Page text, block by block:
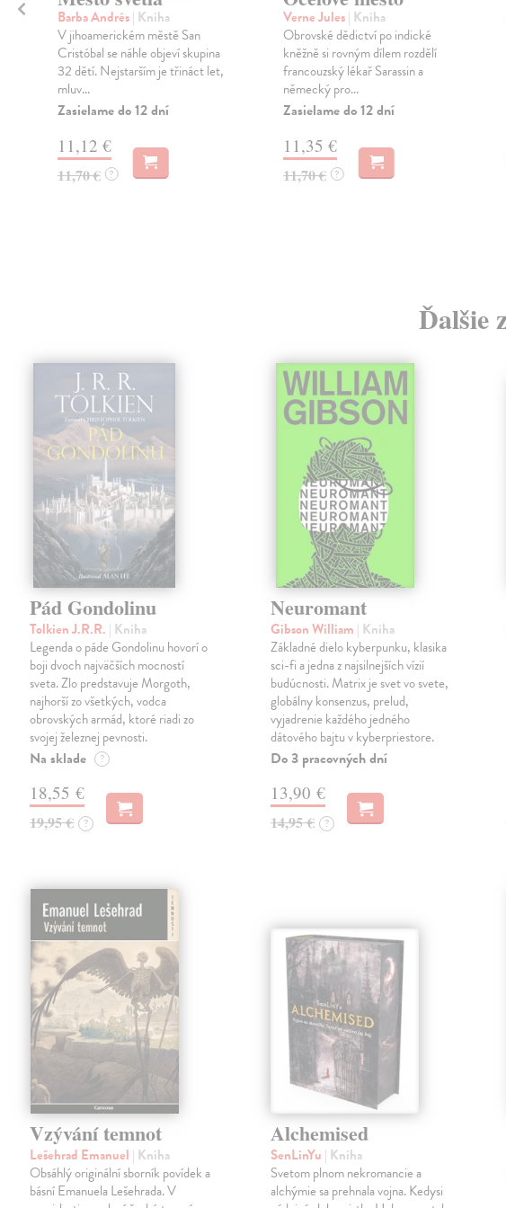
Barba Andrés| Kniha
V jihoamerickém městě San
Cristóbal se náhle objeví skupina
32 dětí. Nejstarším je třináct let,
mluv...
Zasielame do 12 dní
11,12 €
11,70 € ?
Verne Jules| Kniha
Obrovské dědictví po indické
kněžně si rovným dílem rozdělí
francouzský lékař Sarassin a
německý pro...
Zasielame do 12 dní
11,35 €
11,70 € ?
Ďalšie
Pád Gondolinu
Tolkien J.R.R. | Kniha
Legenda o páde Gondolinu hovorí o
boji dvoch najväčších mocností
sveta. Zlo predstavuje Morgoth,
najhorší zo všetkých, vodca
obrovských armád, ktoré riadi zo
svojej železnej pevnosti.
Na sklade ?
18,55 €
19,95 € ?
Neuromant
Gibson William | Kniha
Základné dielo kyberpunku, klasika
sci-fi a jedna z najsilnejších vízií
budúcnosti. Matrix je svet vo svete,
globálny konsenzus, prelud,
vyjadrenie každého jedného
dátového bajtu v kyberpriestore.
Do 3 pracovných dní
13,90 €
14,95 € ?
Vzývání temnot
Lešehrad Emanuel | Kniha
Obsáhlý originální sborník povídek a
básní Emanuela Lešehrada. V
Alchemised
SenLinYu | Kniha
Svetom plnom nekromancie a
alchýmie sa prehnala vojna. Kedysi